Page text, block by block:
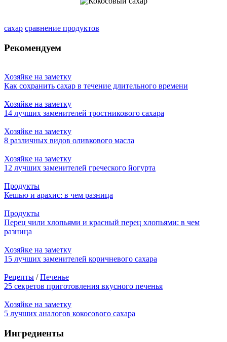
сахар сравнение продуктов
Рекомендуем
Хозяйке на заметку
Как сохранить сахар в течение длительного времени
Хозяйке на заметку
14 лучших заменителей тростникового сахара
Хозяйке на заметку
8 различных видов оливкового масла
Хозяйке на заметку
12 лучших заменителей греческого йогурта
Продукты
Кешью и арахис: в чем разница
Продукты
Перец чили хлопьями и красный перец хлопьями: в чем
разница
Хозяйке на заметку
15 лучших заменителей коричневого сахара
Рецепты /Печенье
25 секретов приготовления вкусного печенья
Хозяйке на заметку
5 лучших аналогов кокосового сахара
Ингредиенты